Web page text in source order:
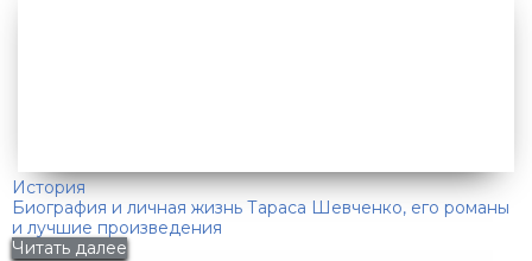
История
Биография и личная жизнь Тараса Шевченко, его романы
и лучшие произведения
Читать далее